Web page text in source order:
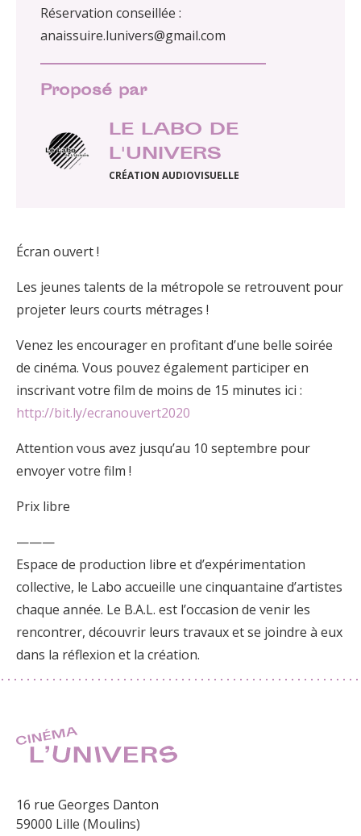
Réservation conseillée :
anaissuire.lunivers@gmail.com
Proposé par
LE LABO DE
L'UNIVERS
CRÉATION AUDIOVISUELLE
Écran ouvert !
Les jeunes talents de la métropole se retrouvent pour
projeter leurs courts métrages !
Venez les encourager en profitant d’une belle soirée
de cinéma. Vous pouvez également participer en
inscrivant votre film de moins de 15 minutes ici :
http://bit.ly/ecranouvert2020
Attention vous avez jusqu’au 10 septembre pour
envoyer votre film !
Prix libre
———
Espace de production libre et d’expérimentation
collective, le Labo accueille une cinquantaine d’artistes
chaque année. Le B.A.L. est l’occasion de venir les
rencontrer, découvrir leurs travaux et se joindre à eux
dans la réflexion et la création.
16 rue Georges Danton
59000 Lille (Moulins)